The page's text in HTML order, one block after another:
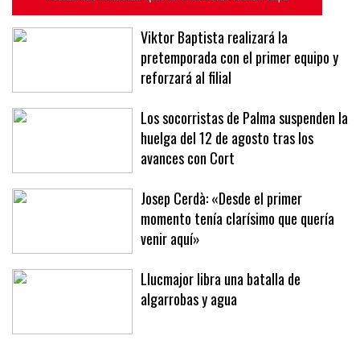
Viktor Baptista realizará la
pretemporada con el primer equipo y
reforzará al filial
Los socorristas de Palma suspenden la
huelga del 12 de agosto tras los
avances con Cort
Josep Cerdà: «Desde el primer
momento tenía clarísimo que quería
venir aquí»
Llucmajor libra una batalla de
algarrobas y agua